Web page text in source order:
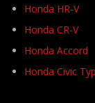
Honda HR-V
Honda CR-V
Honda Accord
Honda Civic